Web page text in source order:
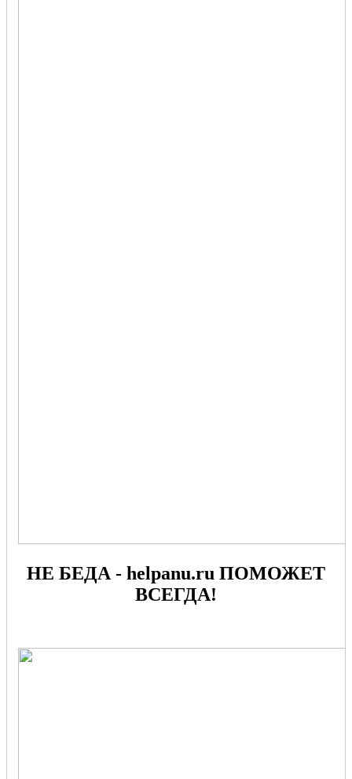
НЕ БЕДА - helpanu.ru ПОМОЖЕТ
ВСЕГДА!